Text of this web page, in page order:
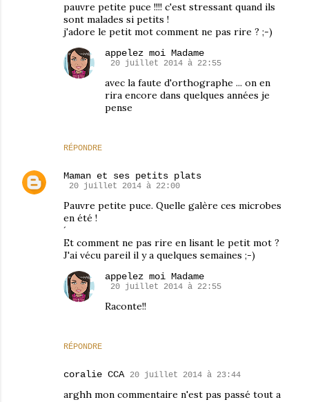
pauvre petite puce !!!! c'est stressant quand ils
sont malades si petits !
j'adore le petit mot comment ne pas rire ? ;-)
RÉPONDRE
appelez moi Madame
20 juillet 2014 à 22:55
avec la faute d'orthographe ... on en
rira encore dans quelques années je
pense
Maman et ses petits plats
20 juillet 2014 à 22:00
Pauvre petite puce. Quelle galère ces microbes
en été !
´
Et comment ne pas rire en lisant le petit mot ?
J'ai vécu pareil il y a quelques semaines ;-)
RÉPONDRE
appelez moi Madame
20 juillet 2014 à 22:55
Raconte!!
coralie CCA 20 juillet 2014 à 23:44
arghh mon commentaire n'est pas passé tout a